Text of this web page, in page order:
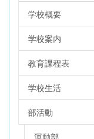
学校概要
学校案内
教育課程表
学校生活
部活動
運動部